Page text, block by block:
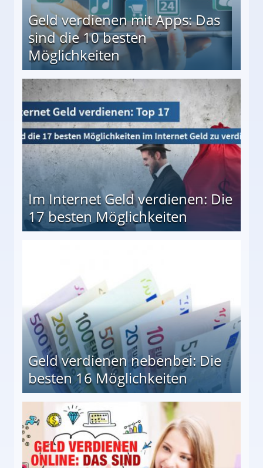
Geld verdienen mit Apps: Das
sind die 10 besten
Möglichkeiten
besten Möglichkeiten
Im Internet Geld verdienen: Die
17 besten Möglichkeiten
Geld verdienen nebenbei: Die
besten 16 Möglichkeiten